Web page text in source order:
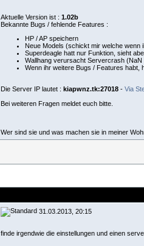
Aktuelle Version ist : 1.02b
Bekannte Bugs / fehlende Features :
HP / AP speichern
Neue Models (schickt mir welche wenn
Superdeagle hatt nur Funktion, sieht
Wallhang verursacht Servercrash (NaN
Wenn ihr weitere Bugs / Features habt,
Die Server IP lautet : kiapwnz.tk:27018 - Via
Bei weiteren Fragen meldet euch bitte.
Wer sind sie und was machen sie in meiner
31.03.2013, 20:15
finde irgendwie die einstellungen und einen